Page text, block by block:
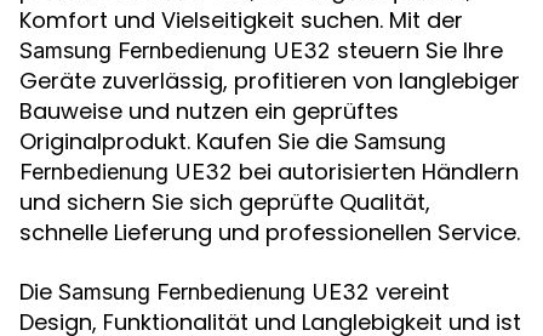
Komfort und Vielseitigkeit suchen. Mit der
Samsung Fernbedienung UE32 steuern Sie Ihre
Geräte zuverlässig, profitieren von langlebiger
Bauweise und nutzen ein geprüftes
Originalprodukt. Kaufen Sie die Samsung
Fernbedienung UE32 bei autorisierten Händlern
und sichern Sie sich geprüfte Qualität,
schnelle Lieferung und professionellen Service.
Die Samsung Fernbedienung UE32 vereint
Design, Funktionalität und Langlebigkeit und ist